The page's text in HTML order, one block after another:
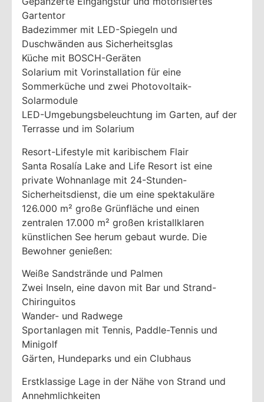
Gartentor
Badezimmer mit LED-Spiegeln und
Duschwänden aus Sicherheitsglas
Küche mit BOSCH-Geräten
Solarium mit Vorinstallation für eine
Sommerküche und zwei Photovoltaik-
Solarmodule
LED-Umgebungsbeleuchtung im Garten, auf der
Terrasse und im Solarium
Resort-Lifestyle mit karibischem Flair
Santa Rosalía Lake and Life Resort ist eine
private Wohnanlage mit 24-Stunden-
Sicherheitsdienst, die um eine spektakuläre
126.000 m² große Grünfläche und einen
zentralen 17.000 m² großen kristallklaren
künstlichen See herum gebaut wurde. Die
Bewohner genießen:
Weiße Sandstrände und Palmen
Zwei Inseln, eine davon mit Bar und Strand-
Chiringuitos
Wander- und Radwege
Sportanlagen mit Tennis, Paddle-Tennis und
Minigolf
Gärten, Hundeparks und ein Clubhaus
Erstklassige Lage in der Nähe von Strand und
Annehmlichkeiten